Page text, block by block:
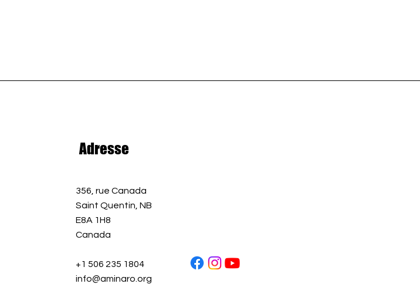
Adresse
356, rue Canada
Saint Quentin, NB
E8A 1H8
Canada
+1 506 235 1804
info@aminaro.org